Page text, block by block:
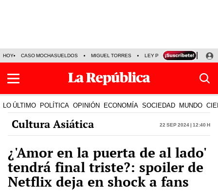
HOY CASO MOCHASUELDOS MIGUEL TORRES LEY PULPÍN PRECIO DEL
LO ÚLTIMO POLÍTICA OPINIÓN ECONOMÍA SOCIEDAD MUNDO
Cultura Asiática 22 Sep 2024 | 12:40 h
¿'Amor en la puerta de al lado'
tendrá final triste?: spoiler de
Netflix deja en shock a fans